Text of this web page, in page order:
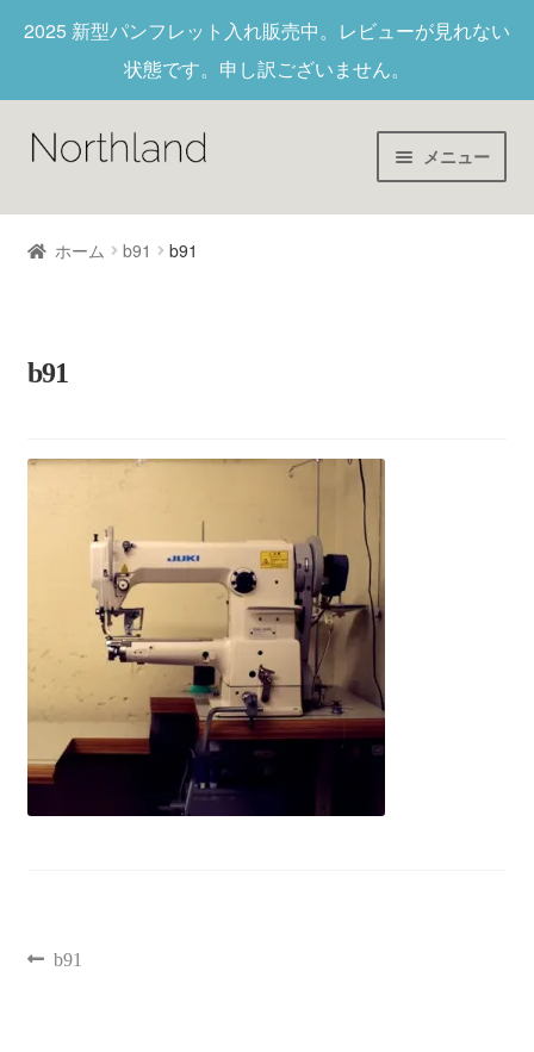
2025 新型パンフレット入れ販売中。レビューが見れない
状態です。申し訳ございません。
メニュー
Home
ヌメ革
聖書カバー
書籍カバー
パンフレット・カード入れ
聖句プレート
ホーム b91 b91
b91
b91